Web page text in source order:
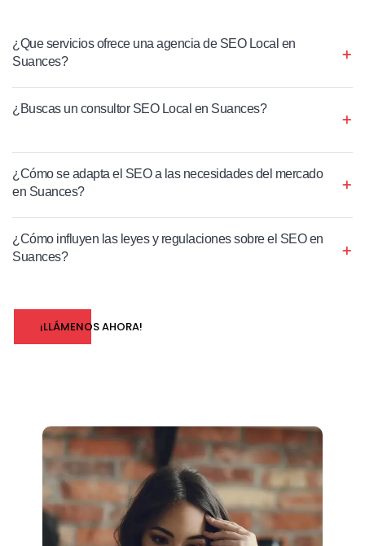
¿Que servicios ofrece una agencia de SEO Local en
Suances?
¿Buscas un consultor SEO Local en Suances?
¿Cómo se adapta el SEO a las necesidades del mercado
en Suances?
¿Cómo influyen las leyes y regulaciones sobre el SEO en
Suances?
¡LLÁMENOS AHORA!